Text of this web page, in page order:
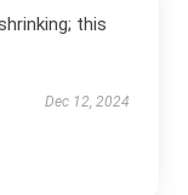
this
Dec 12, 2024